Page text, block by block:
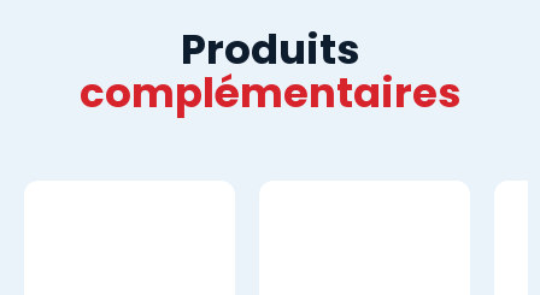
Produits
complémentaires